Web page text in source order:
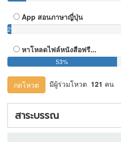
App สอนภาษาญี่ปุ่น
2%
หาโหลดไฟล์หนังสือฟรี...
53%
กดโหวต มีผู้ร่วมโหวต 121 คน
สาระบรรณ